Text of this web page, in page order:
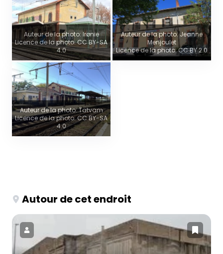
Auteur de la photo: Irønie
Licence de la photo: CC BY-SA
4.0
Auteur de la photo: Jeanne
Menjoulet
Licence de la photo: CC BY 2.0
Auteur de la photo: Tatvam
Licence de la photo: CC BY-SA
4.0
Autour de cet endroit